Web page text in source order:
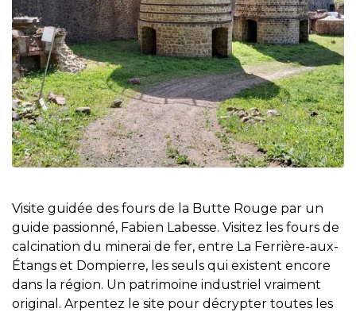
Visite guidée des fours de la Butte Rouge par un
guide passionné, Fabien Labesse. Visitez les fours de
calcination du minerai de fer, entre La Ferrière-aux-
Étangs et Dompierre, les seuls qui existent encore
dans la région. Un patrimoine industriel vraiment
original. Arpentez le site pour décrypter toutes les